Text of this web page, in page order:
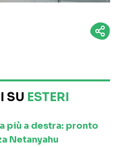
SU ESTERI
più a destra: pronto
Netanyahu